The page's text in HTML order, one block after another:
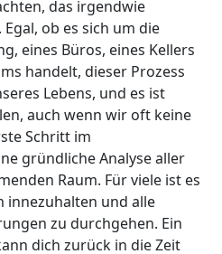
das irgendwie
ob es sich um die
eines Büros, eines Kellers
handelt, dieser Prozess
Lebens, und es ist
auch wenn wir oft keine
Schritt im
gründliche Analyse aller
Raum. Für viele ist es
innezuhalten und alle
zu durchgehen. Ein
dich zurück in die Zeit